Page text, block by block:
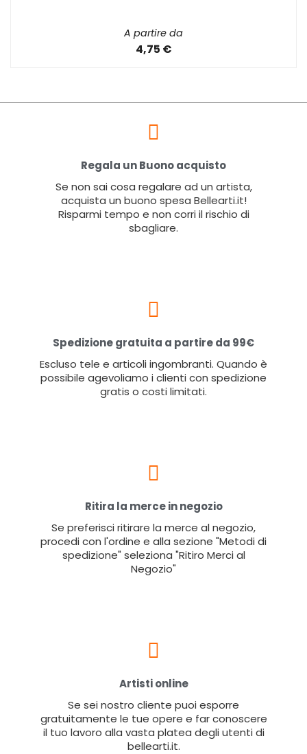
A partire da
4,75 €
Regala un Buono acquisto
Se non sai cosa regalare ad un artista,
acquista un buono spesa Bellearti.it!
Risparmi tempo e non corri il rischio di
sbagliare.
Spedizione gratuita a partire da 99€
Escluso tele e articoli ingombranti. Quando è
possibile agevoliamo i clienti con spedizione
gratis o costi limitati.
Ritira la merce in negozio
Se preferisci ritirare la merce al negozio,
procedi con l'ordine e alla sezione "Metodi di
spedizione" seleziona "Ritiro Merci al
Negozio"
Artisti online
Se sei nostro cliente puoi esporre
gratuitamente le tue opere e far conoscere
il tuo lavoro alla vasta platea degli utenti di
bellearti.it.